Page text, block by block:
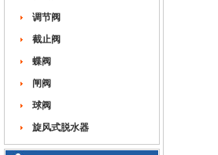
调节阀
截止阀
蝶阀
闸阀
球阀
旋风式脱水器